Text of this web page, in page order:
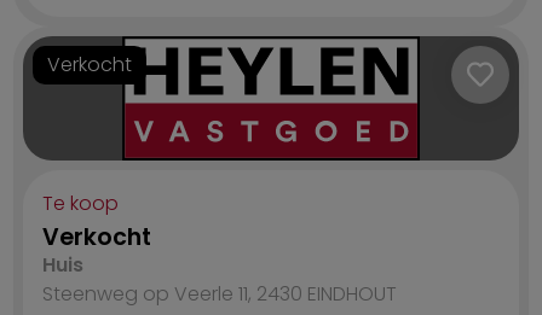
Verkocht
Te koop
Verkocht
Huis
Steenweg op Veerle 11, 2430 EINDHOUT